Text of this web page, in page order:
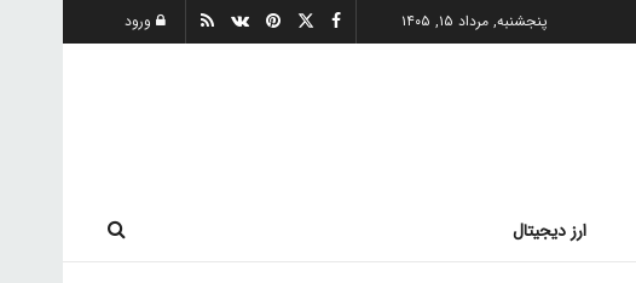
پنجشنبه, مرداد ۱۵, ۱۴۰۵ ورود
ارز دیجیتال